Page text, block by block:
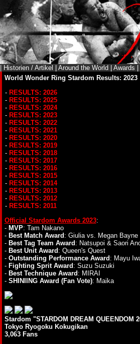
Historien / Artikel Around the World Awards
World Wonder Ring Stardom Results: 2023
- RESULTS: 2026
- RESULTS: 2025
- RESULTS: 2024
- RESULTS: 2023
- RESULTS: 2022
- RESULTS: 2021
- RESULTS: 2020
- RESULTS: 2019
- RESULTS: 2018
- RESULTS: 2017
- RESULTS: 2016
- RESULTS: 2015
- RESULTS: 2014
- RESULTS: 2013
- RESULTS: 2012
- RESULTS: 2011
Official Stardom Awards 2023:
- MVP: Tam Nakano
- Best Match Award : Giulia vs. Megan Bayne
- Best Tag Team Award : Natsupoi & Saori
- Best Unit Award : Queen's Quest
- Outstanding Performance Award : Mayu
- Fighting Sprit Award : Suzu Suzuki
- Best Technique Award : MIRAI
- SHINIING Award (Fan Vote): Maika
Stardom "STARDOM DREAM QUEENDOM
Tokyo Ryogoku Kokugikan
3,063 Fans